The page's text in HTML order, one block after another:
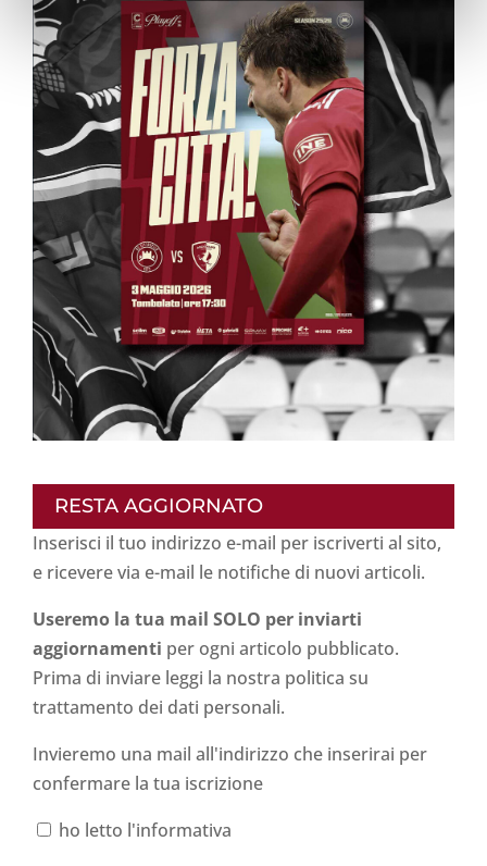
RESTA AGGIORNATO
Inserisci il tuo indirizzo e-mail per iscriverti al sito,
e ricevere via e-mail le notifiche di nuovi articoli.
Useremo la tua mail SOLO per inviarti
aggiornamenti per ogni articolo pubblicato.
Prima di inviare leggi la nostra politica su
trattamento dei dati personali.
Invieremo una mail all'indirizzo che inserirai per
confermare la tua iscrizione
ho letto l'informativa